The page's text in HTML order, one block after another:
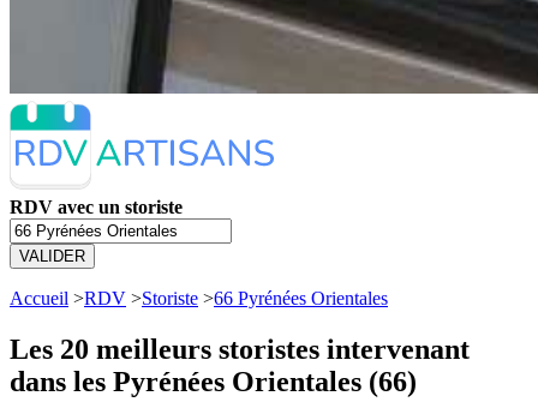
RDV avec un storiste
VALIDER
Accueil >RDV >Storiste >66 Pyrénées Orientales
Les 20 meilleurs storistes intervenant
dans les Pyrénées Orientales (66)